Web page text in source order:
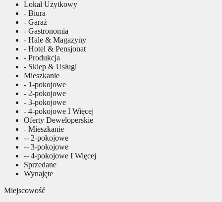
Lokal Użytkowy
- Biura
- Garaż
- Gastronomia
- Hale & Magazyny
- Hotel & Pensjonat
- Produkcja
- Sklep & Usługi
Mieszkanie
- 1-pokojowe
- 2-pokojowe
- 3-pokojowe
- 4-pokojowe I Więcej
Oferty Deweloperskie
- Mieszkanie
-- 2-pokojowe
-- 3-pokojowe
-- 4-pokojowe I Więcej
Sprzedane
Wynajęte
Miejscowość